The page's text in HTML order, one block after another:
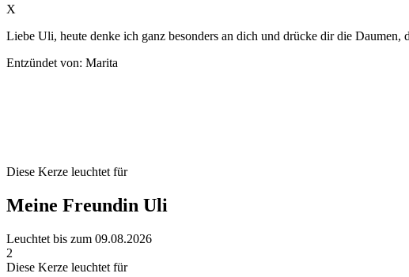
X
Liebe Uli, heute denke ich ganz besonders an dich und drücke dir die
Entzündet von: Marita
Diese Kerze leuchtet für
Meine Freundin Uli
Leuchtet bis zum 09.08.2026
2
Diese Kerze leuchtet für